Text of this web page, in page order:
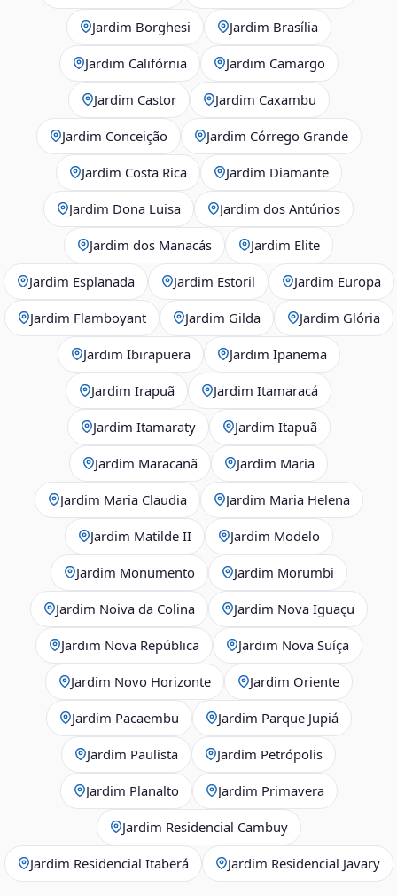
Jardim Borghesi Jardim Brasília
Jardim Califórnia Jardim Camargo
Jardim Castor Jardim Caxambu
Jardim Conceição Jardim Córrego Grande
Jardim Costa Rica Jardim Diamante
Jardim Dona Luisa Jardim dos Antúrios
Jardim dos Manacás Jardim Elite
Jardim Esplanada Jardim Estoril Jardim Europa
Jardim Flamboyant Jardim Gilda Jardim Glória
Jardim Ibirapuera Jardim Ipanema
Jardim Irapuã Jardim Itamaracá
Jardim Itamaraty Jardim Itapuã
Jardim Maracanã Jardim Maria
Jardim Maria Claudia Jardim Maria Helena
Jardim Matilde II Jardim Modelo
Jardim Monumento Jardim Morumbi
Jardim Noiva da Colina Jardim Nova Iguaçu
Jardim Nova República Jardim Nova Suíça
Jardim Novo Horizonte Jardim Oriente
Jardim Pacaembu Jardim Parque Jupiá
Jardim Paulista Jardim Petrópolis
Jardim Planalto Jardim Primavera
Jardim Residencial Cambuy
Jardim Residencial Itaberá Jardim Residencial Javary